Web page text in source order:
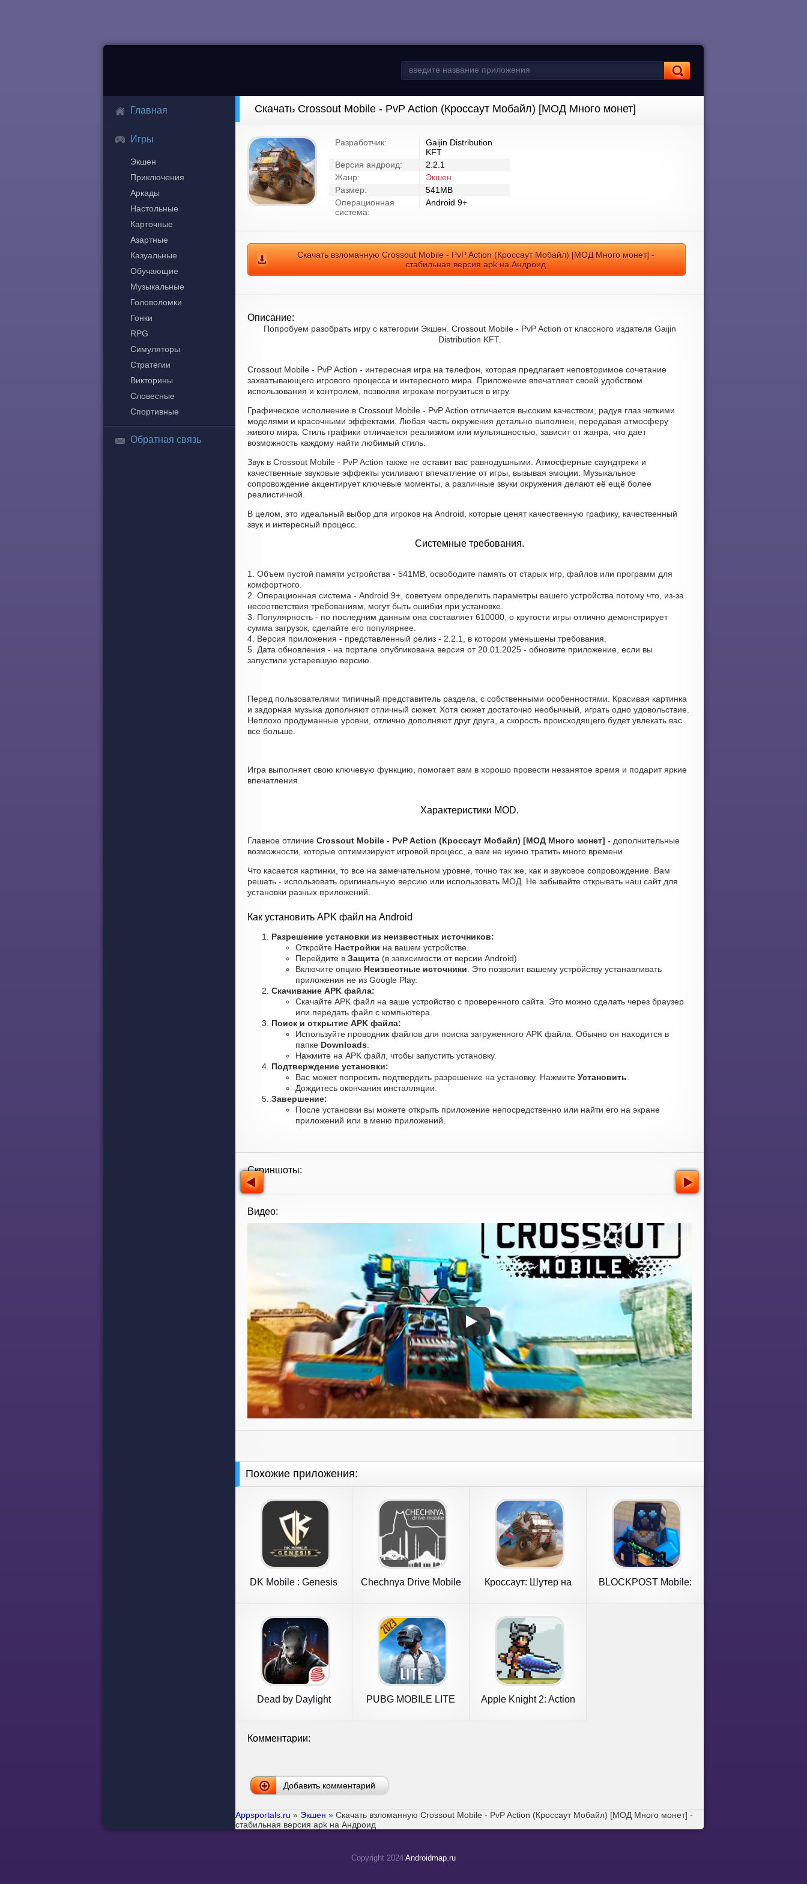
Главная
Игры
Экшен
Приключения
Аркады
Настольные
Карточные
Азартные
Казуальные
Обучающие
Музыкальные
Головоломки
Гонки
RPG
Симуляторы
Стратегии
Викторины
Словесные
Спортивные
Обратная связь
Скачать Crossout Mobile - PvP Action (Кроссаут Мобайл) [МОД Много монет]
Разработчик:
Gaijin Distribution
KFT
Версия андроид:
2.2.1
Жанр:
Экшен
Размер:
541MB
Операционная
система:
Android 9+
Скачать взломанную Crossout Mobile - PvP Action (Кроссаут Мобайл) [МОД Много монет] -
стабильная версия apk на Андроид
Описание:
Попробуем разобрать игру с категории Экшен. Crossout Mobile - PvP Action от классного издателя Gaijin
Distribution KFT.
Crossout Mobile - PvP Action - интересная игра на телефон, которая предлагает неповторимое сочетание
захватывающего игрового процесса и интересного мира. Приложение впечатляет своей удобством
использования и контролем, позволяя игрокам погрузиться в игру.
Графическое исполнение в Crossout Mobile - PvP Action отличается высоким качеством, радуя глаз четкими
моделями и красочными эффектами. Любая часть окружения детально выполнен, передавая атмосферу
живого мира. Стиль графики отличается реализмом или мультяшностью, зависит от жанра, что дает
возможность каждому найти любимый стиль.
Звук в Crossout Mobile - PvP Action также не оставит вас равнодушными. Атмосферные саундтреки и
качественные звуковые эффекты усиливают впечатление от игры, вызывая эмоции. Музыкальное
сопровождение акцентирует ключевые моменты, а различные звуки окружения делают её ещё более
реалистичной.
В целом, это идеальный выбор для игроков на Android, которые ценят качественную графику, качественный
звук и интересный процесс.
Системные требования.
1. Объем пустой памяти устройства - 541MB, освободите память от старых игр, файлов или программ для
комфортного.
2. Операционная система - Android 9+, советуем определить параметры вашего устройства потому что, из-за
несоответствия требованиям, могут быть ошибки при установке.
3. Популярность - по последним данным она составляет 610000, о крутости игры отлично демонстрирует
сумма загрузок, сделайте его популярнее.
4. Версия приложения - представленный релиз - 2.2.1, в котором уменьшены требования.
5. Дата обновления - на портале опубликована версия от 20.01.2025 - обновите приложение, если вы
запустили устаревшую версию.
Перед пользователями типичный представитель раздела, с собственными особенностями. Красивая картинка
и задорная музыка дополняют отличный сюжет. Хотя сюжет достаточно необычный, играть одно удовольствие.
Неплохо продуманные уровни, отлично дополняют друг друга, а скорость происходящего будет увлекать вас
все больше.
Игра выполняет свою ключевую функцию, помогает вам в хорошо провести незанятое время и подарит яркие
впечатления.
Характеристики MOD.
Главное отличие Crossout Mobile - PvP Action (Кроссаут Мобайл) [МОД Много монет] - дополнительные
возможности, которые оптимизируют игровой процесс, а вам не нужно тратить много времени.
Что касается картинки, то все на замечательном уровне, точно так же, как и звуковое сопровождение. Вам
решать - использовать оригинальную версию или использовать МОД. Не забывайте открывать наш сайт для
установки разных приложений.
Как установить APK файл на Android
Разрешение установки из неизвестных источников:
Откройте Настройки на вашем устройстве.
Перейдите в Защита (в зависимости от версии Android).
Включите опцию Неизвестные источники . Это позволит вашему устройству устанавливать
приложения не из Google Play.
Скачивание APK файла:
Скачайте APK файл на ваше устройство с проверенного сайта. Это можно сделать через браузер
или передать файл с компьютера.
Поиск и открытие APK файла:
Используйте проводник файлов для поиска загруженного APK файла. Обычно он находится в
папке Downloads
Нажмите на APK файл, чтобы запустить установку.
Подтверждение установки:
Вас может попросить подтвердить разрешение на установку. Нажмите Установить
Дождитесь окончания инсталляции.
Завершение:
После установки вы можете открыть приложение непосредственно или найти его на экране
приложений или в меню приложений.
Скриншоты:
Видео:
Похожие приложения:
DK Mobile : Genesis Chechnya Drive Mobile
Кроссаут: Шутер на
BLOCKPOST Mobile:
Dead by Daylight
PUBG MOBILE LITE
Apple Knight 2: Action
Комментарии:
Добавить комментарий
Appsportals.ru » Экшен » Скачать взломанную Crossout Mobile - PvP Action (Кроссаут Мобайл) [МОД Много монет] -
стабильная версия apk на Андроид
Copyright 2024 Androidmap.ru